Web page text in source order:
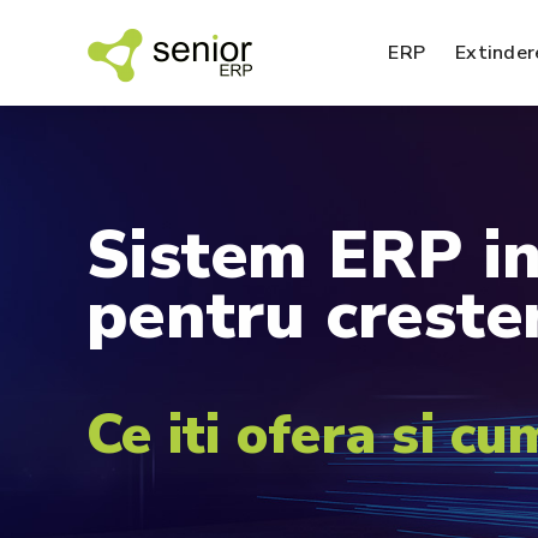
ERP
SFA – agenti de vanzari
EDI – Electronic Data Interchange
BI – analiza datelor
SPM – management performanta
Sistem ERP
pentru
Ce iti ofera si